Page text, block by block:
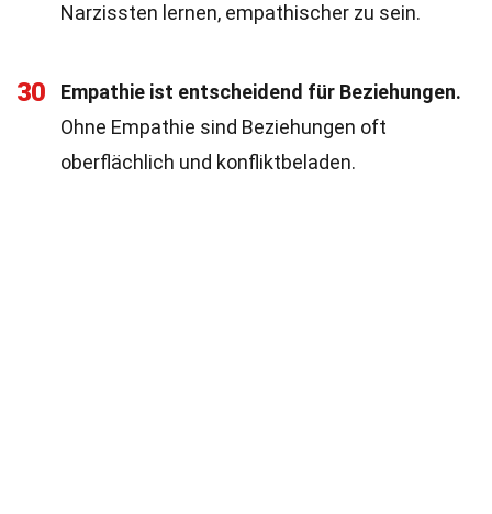
Narzissten lernen, empathischer zu sein.
30
Empathie ist entscheidend für Beziehungen.
Ohne Empathie sind Beziehungen oft
oberflächlich und konfliktbeladen.